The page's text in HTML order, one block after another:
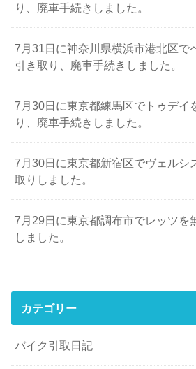
り、廃車手続きしました。
7月31日に神奈川県横浜市港北区で
引き取り、廃車手続きしました。
7月30日に東京都練馬区でトゥデイ
り、廃車手続きしました。
7月30日に東京都新宿区でヴェルシ
取りしました。
7月29日に東京都調布市でレッツを
しました。
カテゴリー
バイク引取日記